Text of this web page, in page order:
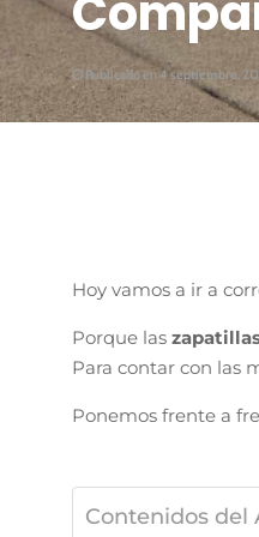
Publicado en 4 septiembre,
Hoy vamos a ir a
Porque las
Para contar con las
Ponemos frente a
Contenidos del